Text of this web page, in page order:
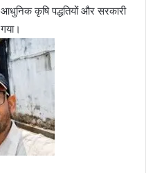
कृषि पद्धतियों और सरकारी